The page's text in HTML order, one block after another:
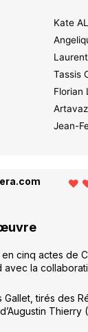
Kate
Tassis
Florian
Jean-
cinq actes de
avec la
Gallet, tirés des
Thierry